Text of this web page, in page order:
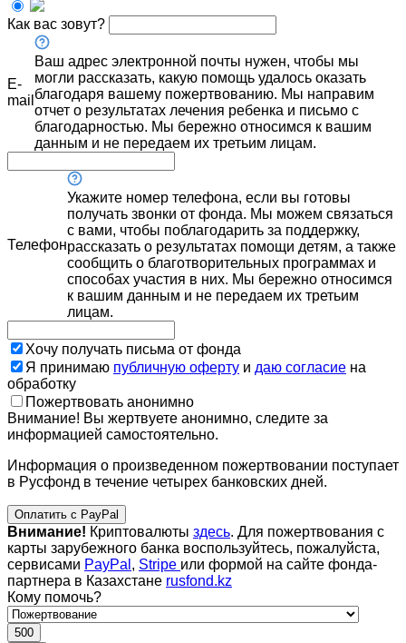
Как вас зовут?
E-
mail
Ваш адрес электронной почты нужен, чтобы мы
могли рассказать, какую помощь удалось оказать
благодаря вашему пожертвованию. Мы направим
отчет о результатах лечения ребенка и письмо с
благодарностью. Мы бережно относимся к вашим
данным и не передаем их третьим лицам.
Телефон
Укажите номер телефона, если вы готовы
получать звонки от фонда. Мы можем связаться
с вами, чтобы поблагодарить за поддержку,
рассказать о результатах помощи детям, а также
сообщить о благотворительных программах и
способах участия в них. Мы бережно относимся
к вашим данным и не передаем их третьим
лицам.
Хочу получать письма от фонда
Я принимаю публичную оферту и даю согласие на
обработку
Пожертвовать анонимно
Внимание! Вы жертвуете анонимно, следите за
информацией самостоятельно.
Информация о произведенном пожертвовании поступает
в Русфонд в течение четырех банковских дней.
Оплатить с PayPal
Внимание! Криптовалюты здесь. Для пожертвования с
карты зарубежного банка воспользуйтесь, пожалуйста,
сервисами PayPal , Stripe или формой на сайте фонда-
партнера в Казахстане rusfond.kz
Кому помочь?
500